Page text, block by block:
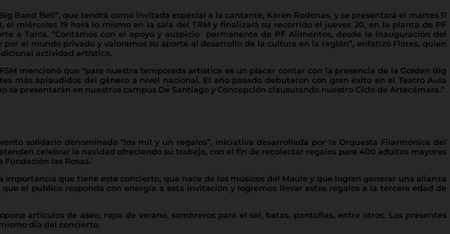
Band Bell”, que tendrá como invitada especial a la cantante, Karen Rodenas, y se presentará el martes 11
el miércoles 19 hará lo mismo en la sala del TRM y finalizará su recorrido el jueves 20, en la planta de PF
a Talca. “Contamos con el apoyo y auspicio permanente de PF Alimentos, desde la inauguración del
el mundo privado y valoramos su aporte al desarrollo de la cultura en la región”, enfatizó Flores, quien
actividad artística.
mencionó que “para nuestra temporada artística es un placer contar con la presencia de la Golden Big
más aplaudidos del género a nivel nacional. El año pasado debutaron con gran éxito en el Teatro Aula
se presentarán en nuestros campus De Santiago y Concepción clausurando nuestro Ciclo de Artecámara.”
solidario denominado “los mil y un regalos”, iniciativa desarrollada por la Orquesta Filarmónica del
celebrar la navidad ofreciendo su trabajo, con el fin de recolectar regalos para 400 adultos mayores
Fundación las Rosas.
importancia que tiene este concierto, que nace de los músicos del Maule y que logran generar una alianza
el público responda con energía a esta invitación y logremos llevar estos regalos a la tercera edad de
artículos de aseo, ropa de verano, sombreros para el sol, batas, pantuflas, entre otros. Los presentes
día del concierto.